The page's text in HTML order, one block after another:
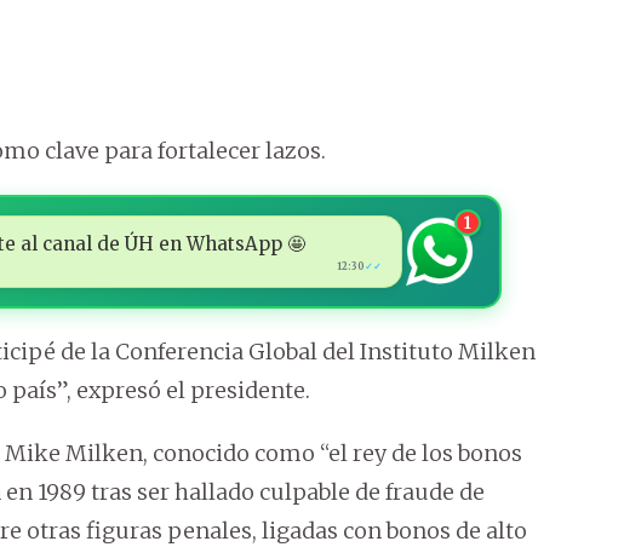
clave para fortalecer lazos.
al canal de ÚH en WhatsApp 🤩
12:30 ✓✓
1
de la Conferencia Global del Instituto Milken
expresó el presidente.
Milken, conocido como “el rey de los bonos
1989 tras ser hallado culpable de fraude de
otras figuras penales, ligadas con bonos de alto